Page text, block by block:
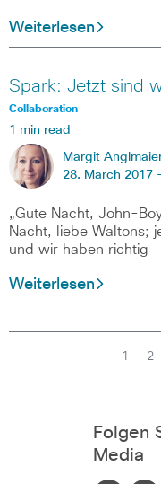
Weiterlesen
Spark: Jetzt sind
Collaboration
1 min read
Margit
28. March 2017
„Gute Nacht, John-
Nacht, liebe Waltons;
und wir haben richtig
Weiterlesen
1 2
Folgen
Media